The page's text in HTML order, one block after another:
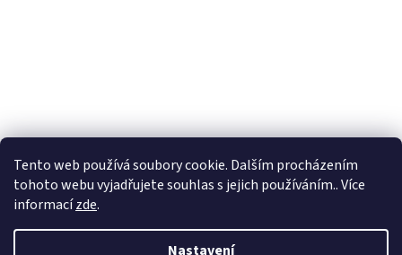
Tento web používá soubory cookie. Dalším procházením
tohoto webu vyjadřujete souhlas s jejich používáním.. Více
informacízde.
Nastavení